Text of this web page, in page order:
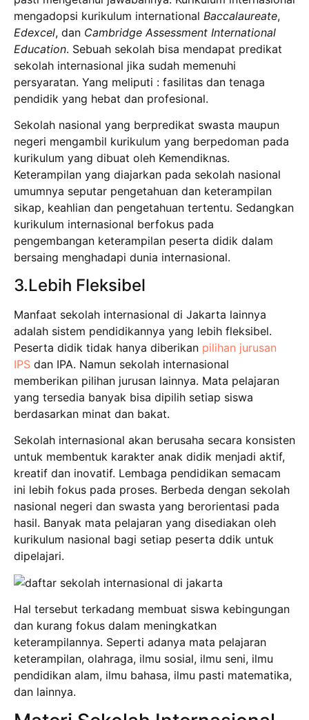
mengadopsi kurikulum international Baccalaureate,
Edexcel, dan Cambridge Assessment International
Education. Sebuah sekolah bisa mendapat predikat
sekolah internasional jika sudah memenuhi
persyaratan. Yang meliputi : fasilitas dan tenaga
pendidik yang hebat dan profesional.
Sekolah nasional yang berpredikat swasta maupun
negeri mengambil kurikulum yang berpedoman pada
kurikulum yang dibuat oleh Kemendiknas.
Keterampilan yang diajarkan pada sekolah nasional
umumnya seputar pengetahuan dan keterampilan
sikap, keahlian dan pengetahuan tertentu. Sedangkan
kurikulum internasional berfokus pada
pengembangan keterampilan peserta didik dalam
bersaing menghadapi dunia internasional.
3.Lebih Fleksibel
Manfaat sekolah internasional di Jakarta lainnya
adalah sistem pendidikannya yang lebih fleksibel.
Peserta didik tidak hanya diberikan pilihan jurusan
IPS dan IPA. Namun sekolah internasional
memberikan pilihan jurusan lainnya. Mata pelajaran
yang tersedia banyak bisa dipilih setiap siswa
berdasarkan minat dan bakat.
Sekolah internasional akan berusaha secara konsisten
untuk membentuk karakter anak didik menjadi aktif,
kreatif dan inovatif. Lembaga pendidikan semacam
ini lebih fokus pada proses. Berbeda dengan sekolah
nasional negeri dan swasta yang berorientasi pada
hasil. Banyak mata pelajaran yang disediakan oleh
kurikulum nasional bagi setiap peserta ddik untuk
dipelajari.
Hal tersebut terkadang membuat siswa kebingungan
dan kurang fokus dalam meningkatkan
keterampilannya. Seperti adanya mata pelajaran
keterampilan, olahraga, ilmu sosial, ilmu seni, ilmu
pendidikan alam, ilmu bahasa, ilmu pasti matematika,
dan lainnya.